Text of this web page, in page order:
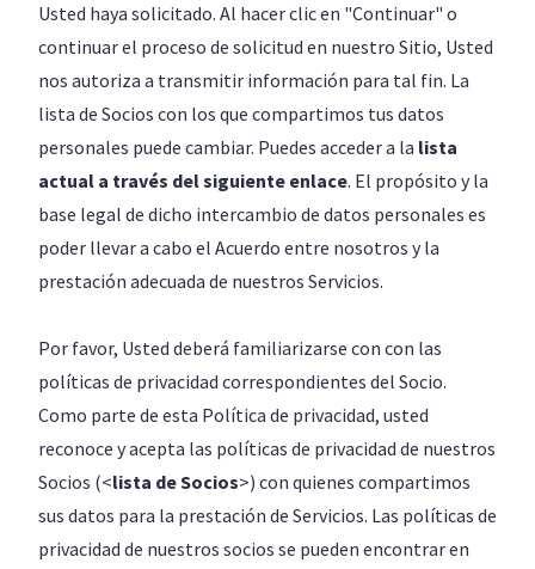
Usted haya solicitado. Al hacer clic en "Continuar" o
continuar el proceso de solicitud en nuestro Sitio, Usted
nos autoriza a transmitir información para tal fin. La
lista de Socios con los que compartimos tus datos
personales puede cambiar. Puedes acceder a la lista
actual a través del siguiente enlace. El propósito y la
base legal de dicho intercambio de datos personales es
poder llevar a cabo el Acuerdo entre nosotros y la
prestación adecuada de nuestros Servicios.
Por favor, Usted deberá familiarizarse con con las
políticas de privacidad correspondientes del Socio.
Como parte de esta Política de privacidad, usted
reconoce y acepta las políticas de privacidad de nuestros
Socios (<lista de Socios>) con quienes compartimos
sus datos para la prestación de Servicios. Las políticas de
privacidad de nuestros socios se pueden encontrar en